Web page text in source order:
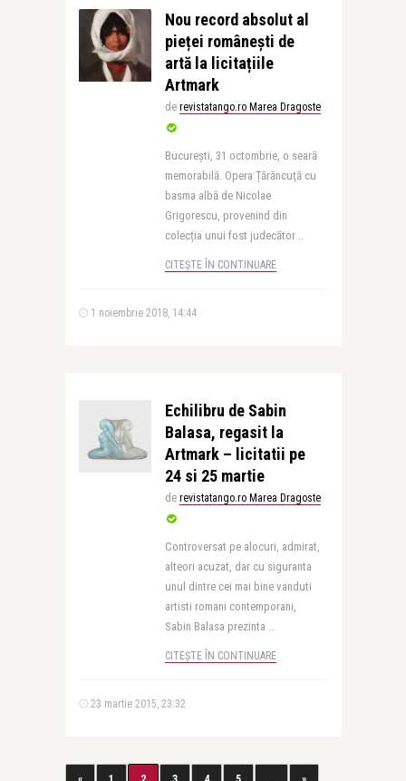
Nou record absolut al
pieței românești de
artă la licitațiile
Artmark
de revistatango.ro Marea Dragoste
Bucureşti, 31 octombrie, o seară
memorabilă. Opera Țărăncuţă cu
basma albă de Nicolae
Grigorescu, provenind din
colecția unui fost judecător ..
CITEȘTE ÎN CONTINUARE
1 noiembrie 2018, 14:44
Echilibru de Sabin
Balasa, regasit la
Artmark – licitatii pe
24 si 25 martie
de revistatango.ro Marea Dragoste
Controversat pe alocuri, admirat,
alteori acuzat, dar cu siguranta
unul dintre cei mai bine vanduti
artisti romani contemporani,
Sabin Balasa prezinta ..
CITEȘTE ÎN CONTINUARE
23 martie 2015, 23:32